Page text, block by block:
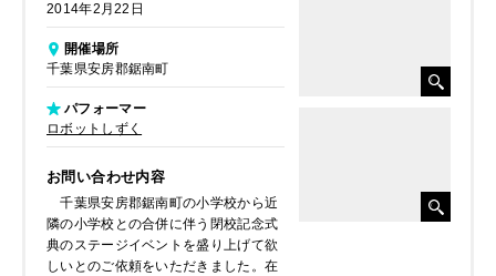
2014年2月22日
開催場所
千葉県安房郡鋸南町
パフォーマー
ロボットしずく
お問い合わせ内容
千葉県安房郡鋸南町の小学校から近
隣の小学校との合併に伴う閉校記念式
典のステージイベントを盛り上げて欲
しいとのご依頼をいただきました。在